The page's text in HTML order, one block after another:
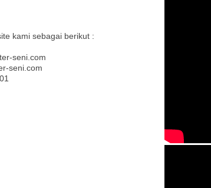
kami sebagai berikut :
seni.com
seni.com